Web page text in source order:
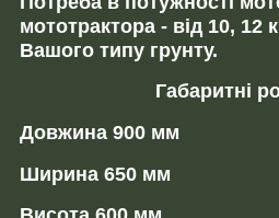
мототрактора - від 10, 12
Вашого типу грунту.
Габаритні
Довжина 900 мм
Ширина 650 мм